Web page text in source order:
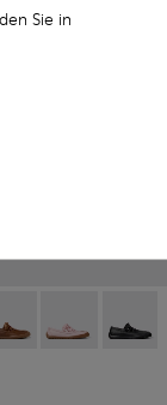
Sie in
- K201921-001 -
Path+ -
Peu Path+ -
Peu